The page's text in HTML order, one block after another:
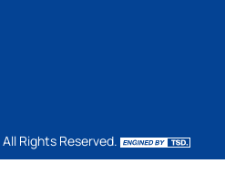
All Rights Reserved.